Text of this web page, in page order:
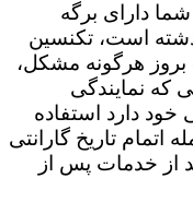
دارای برگه
است، تکنسین
هرگونه مشکل،
که نمایندگی
دارد استفاده
اتمام تاریخ گارانتی
از خدمات پس از